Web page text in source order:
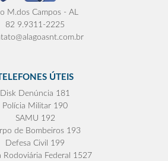
M.dos Campos - AL
82 9.9311-2225
ÚTEIS
Disk Denúncia 181
Polícia Militar 190
SAMU 192
de Bombeiros 193
Defesa Civil 199
Rodoviária Federal 1527